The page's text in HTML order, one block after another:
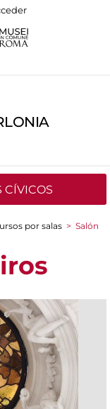
CÍVICOS
por salas > Salón